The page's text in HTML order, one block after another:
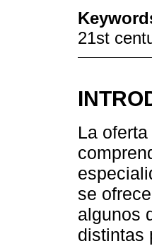
21st
La
se
algunos
distintas